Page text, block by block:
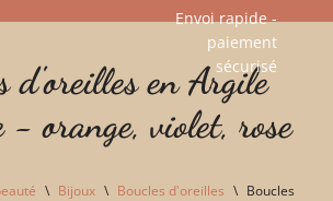
Envoi rapide -
paiement
sécurisé​
d'oreilles en Argile
- orange, violet, rose
\ Bijoux \ Boucles d'oreilles \ Boucles